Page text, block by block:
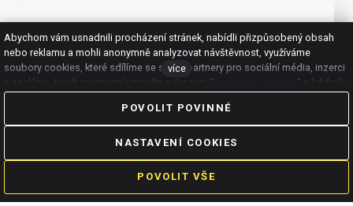
1.
Rezervace termínu
Abychom vám usnadnili procházení stránek, nabídli přizpůsobený obsah
nebo reklamu a mohli anonymně analyzovat návštěvnost, využíváme
soubory cookies, které sdílíme se svými partnery pro sociální média, inzerci
a analýzu. Jejich nastavení upravíte odkazem "Nastavení cookies " a kdykoliv
jej můžete změnit v patičce webu. Podrobnější informace najdete v našich
Zásadách ochrany osobních údajůa používání souborů
s používáním cookies?
více
POVOLIT POVINNÉ
NASTAVENÍ COOKIES
POVOLIT VŠE